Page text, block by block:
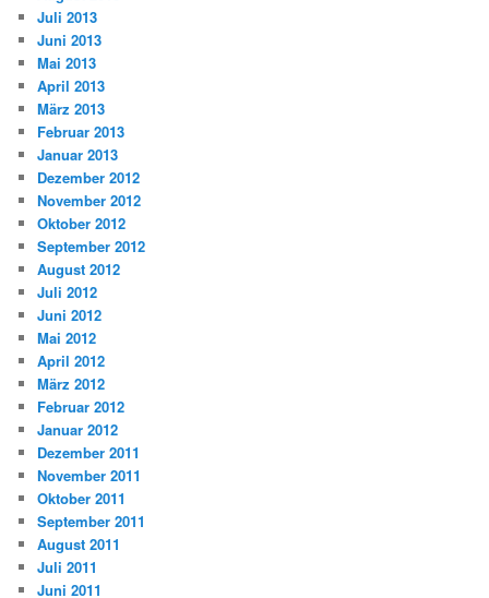
Juli 2013
Juni 2013
Mai 2013
April 2013
März 2013
Februar 2013
Januar 2013
Dezember 2012
November 2012
Oktober 2012
September 2012
August 2012
Juli 2012
Juni 2012
Mai 2012
April 2012
März 2012
Februar 2012
Januar 2012
Dezember 2011
November 2011
Oktober 2011
September 2011
August 2011
Juli 2011
Juni 2011